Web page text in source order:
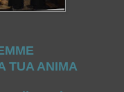
TUA ANIMA